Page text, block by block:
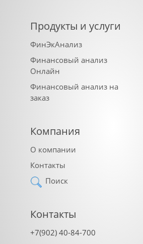
Продукты и услуги
ФинЭкАнализ
Финансовый анализ
Онлайн
Финансовый анализ на
заказ
Компания
О компании
Контакты
Поиск
Контакты
+7(902) 40-84-700